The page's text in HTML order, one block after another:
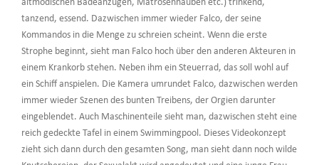
altmodischen Badeanzügen, Matrosenhauben etc.) trinkend,
tanzend, essend. Dazwischen immer wieder Falco, der seine
Kommandos in die Menge zu schreien scheint. Wenn die erste
Strophe beginnt, sieht man Falco hoch über den anderen Akteuren in
einem Krankorb stehen. Neben ihm ein Steuerrad, das soll wohl auf
ein Schiff anspielen. Die Kamera umrundet Falco, dazwischen werden
immer wieder Szenen des bunten Treibens, der Orgien darunter
eingeblendet. Auch Maschinenteile sieht man, dazwischen steht eine
reich gedeckte Tafel in einem Swimmingpool. Dieses Videokonzept
zieht sich dann durch den gesamten Song, man sieht dann noch wilde